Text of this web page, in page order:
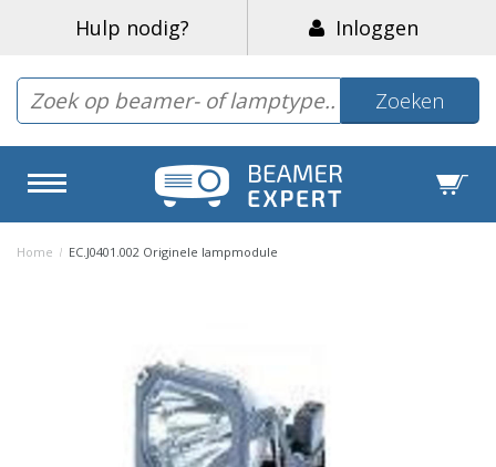
Hulp nodig? Inloggen
Zoeken
Home / EC.J0401.002 Originele lampmodule